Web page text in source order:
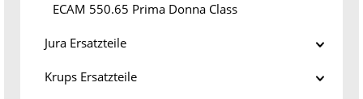
ECAM 550.65 Prima Donna Class
Jura Ersatzteile
Krups Ersatzteile